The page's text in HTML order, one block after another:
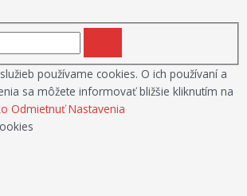
používame cookies. O ich používaní a
sa môžete informovať bližšie kliknutím na
Odmietnuť Nastavenia